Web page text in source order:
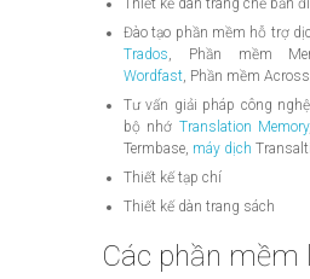
Thiết kế dàn trang chế bản
Đào tạo phần mềm hỗ trợ
Trados, Phần mềm
Wordfast, Phần mềm
Tư vấn giải pháp công
bộ nhớ Translation Memory
Termbase, máy dịch
Thiết kế tạp chí
Thiết kế dàn trang sách
Các phần mềm